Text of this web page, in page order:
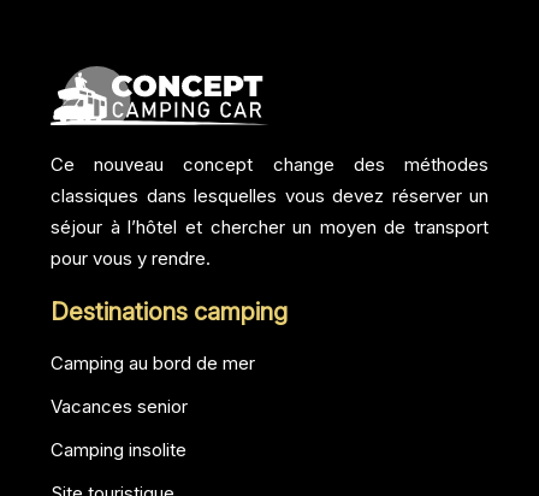
Ce nouveau concept change des méthodes
classiques dans lesquelles vous devez réserver un
séjour à l’hôtel et chercher un moyen de transport
pour vous y rendre.
Destinations camping
Camping au bord de mer
Vacances senior
Camping insolite